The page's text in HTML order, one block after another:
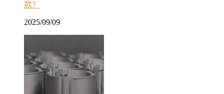
款？
2025/09/09